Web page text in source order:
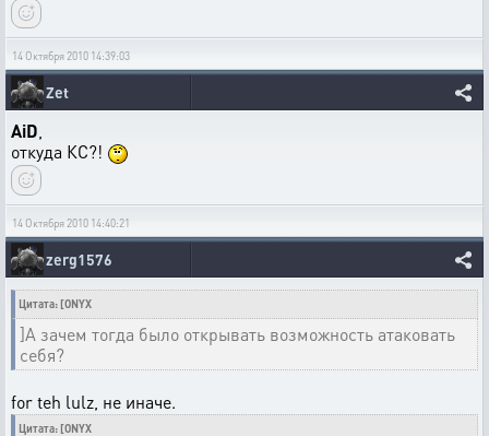
14 Октября 2010 14:39:03
Zet
AiD
откуда КС?!
14 Октября 2010 14:40:21
zerg1576
Цитата: [ONYX
]А зачем тогда было открывать возможность атаковать
себя?
for teh lulz, не иначе.
Цитата: [ONYX